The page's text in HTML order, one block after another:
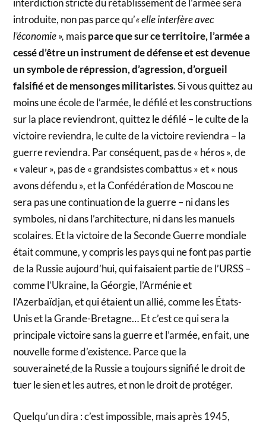
introduite, non pas parce qu’« elle interfère avec
l’économie », maisparce que sur ce territoire, l’armée a
cessé d’être un instrument de défense et est devenue
un symbole de répression, d’agression, d’orgueil
falsifié et de mensonges militaristes. Si vous quittez au
moins une école de l’armée, le défilé et les constructions
sur la place reviendront, quittez le défilé – le culte de la
victoire reviendra, le culte de la victoire reviendra – la
guerre reviendra. Par conséquent, pas de « héros », de
« valeur », pas de « grandsistes combattus » et « nous
avons défendu », et la Confédération de Moscou ne
sera pas une continuation de la guerre – ni dans les
symboles, ni dans l’architecture, ni dans les manuels
scolaires. Et la victoire de la Seconde Guerre mondiale
était commune, y compris les pays qui ne font pas partie
de la Russie aujourd’hui, qui faisaient partie de l’URSS –
comme l’Ukraine, la Géorgie, l’Arménie et
l’Azerbaïdjan, et qui étaient un allié, comme les États-
Unis et la Grande-Bretagne… Et c’est ce qui sera la
principale victoire sans la guerre et l’armée, en fait, une
nouvelle forme d’existence. Parce que la
souverainetéde la Russie a toujours signifié le droit de
tuer le sien et les autres, et non le droit de protéger.
Quelqu’un dira : c’est impossible, mais après 1945,